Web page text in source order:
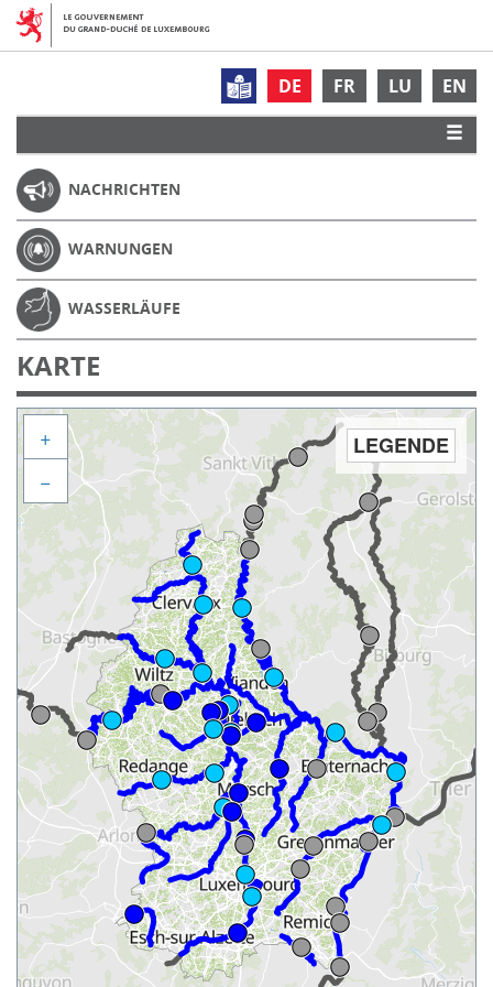
DE FR LU EN
NACHRICHTEN
WARNUNGEN
WASSERLÄUFE
KARTE
LEGENDE
+
−